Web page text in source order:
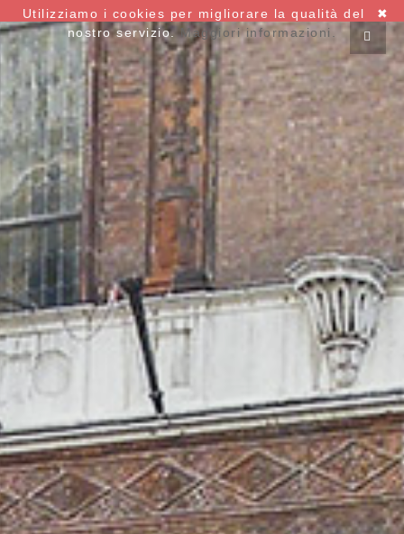
✖
Utilizziamo i cookies per migliorare la qualità del
nostro servizio. Maggiori informazioni.